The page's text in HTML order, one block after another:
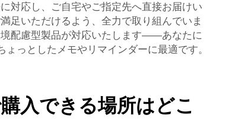
対応し、ご自宅やご指定先へ直接お届けい
足いただけるよう、全力で取り組んでいま
境配慮型製品が対応いたします——あなたに
っとしたメモやリマインダーに最適です。
入できる場所はどこ